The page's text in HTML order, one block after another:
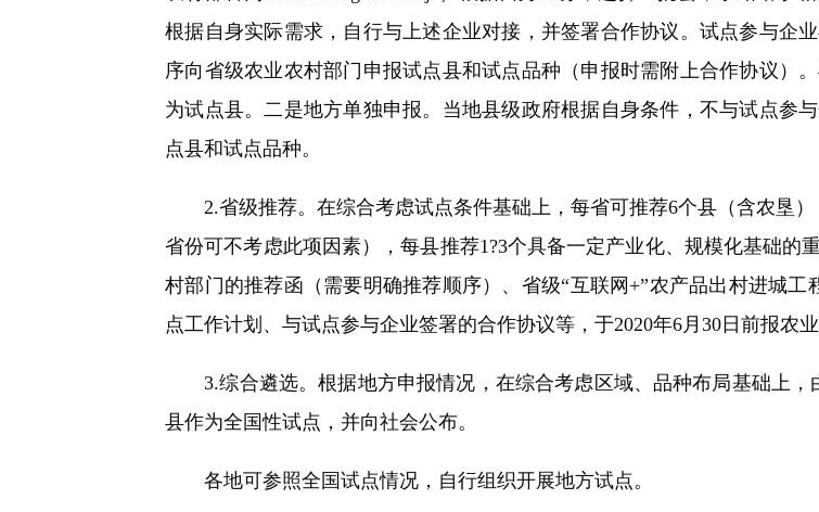
根据自身实际需求，自行与上述企业对接，并签署合作协议。试点参与企
序向省级农业农村部门申报试点县和试点品种（申报时需附上合作协议）
为试点县。二是地方单独申报。当地县级政府根据自身条件，不与试点参
点县和试点品种。
2.省级推荐。在综合考虑试点条件基础上，每省可推荐6个县（含农垦）
省份可不考虑此项因素），每县推荐1?3个具备一定产业化、规模化基础的
村部门的推荐函（需要明确推荐顺序）、省级“互联网+”农产品出村进城
点工作计划、与试点参与企业签署的合作协议等，于2020年6月30日前报农
3.综合遴选。根据地方申报情况，在综合考虑区域、品种布局基础上，
县作为全国性试点，并向社会公布。
各地可参照全国试点情况，自行组织开展地方试点。